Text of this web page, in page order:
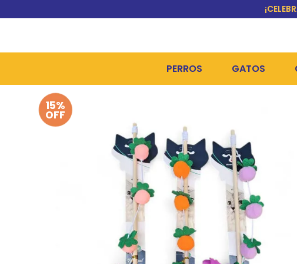
PERROS
ALIMENTOS HÚMEDOS Y SNACKS
HIGIENE, PELUQUERÍA Y
CAMAS Y CASETAS
BOLSOS Y TRANSPORTADORAS
BOLSAS PARA MATERIA
COLLARES, ARNESES Y CORREAS
GATOS
ALIMENTOS
ARENAS
HIGIENE Y BAÑOS
COMEDEROS Y
JUGUETES Y
COLLARES Y
15%
OFF